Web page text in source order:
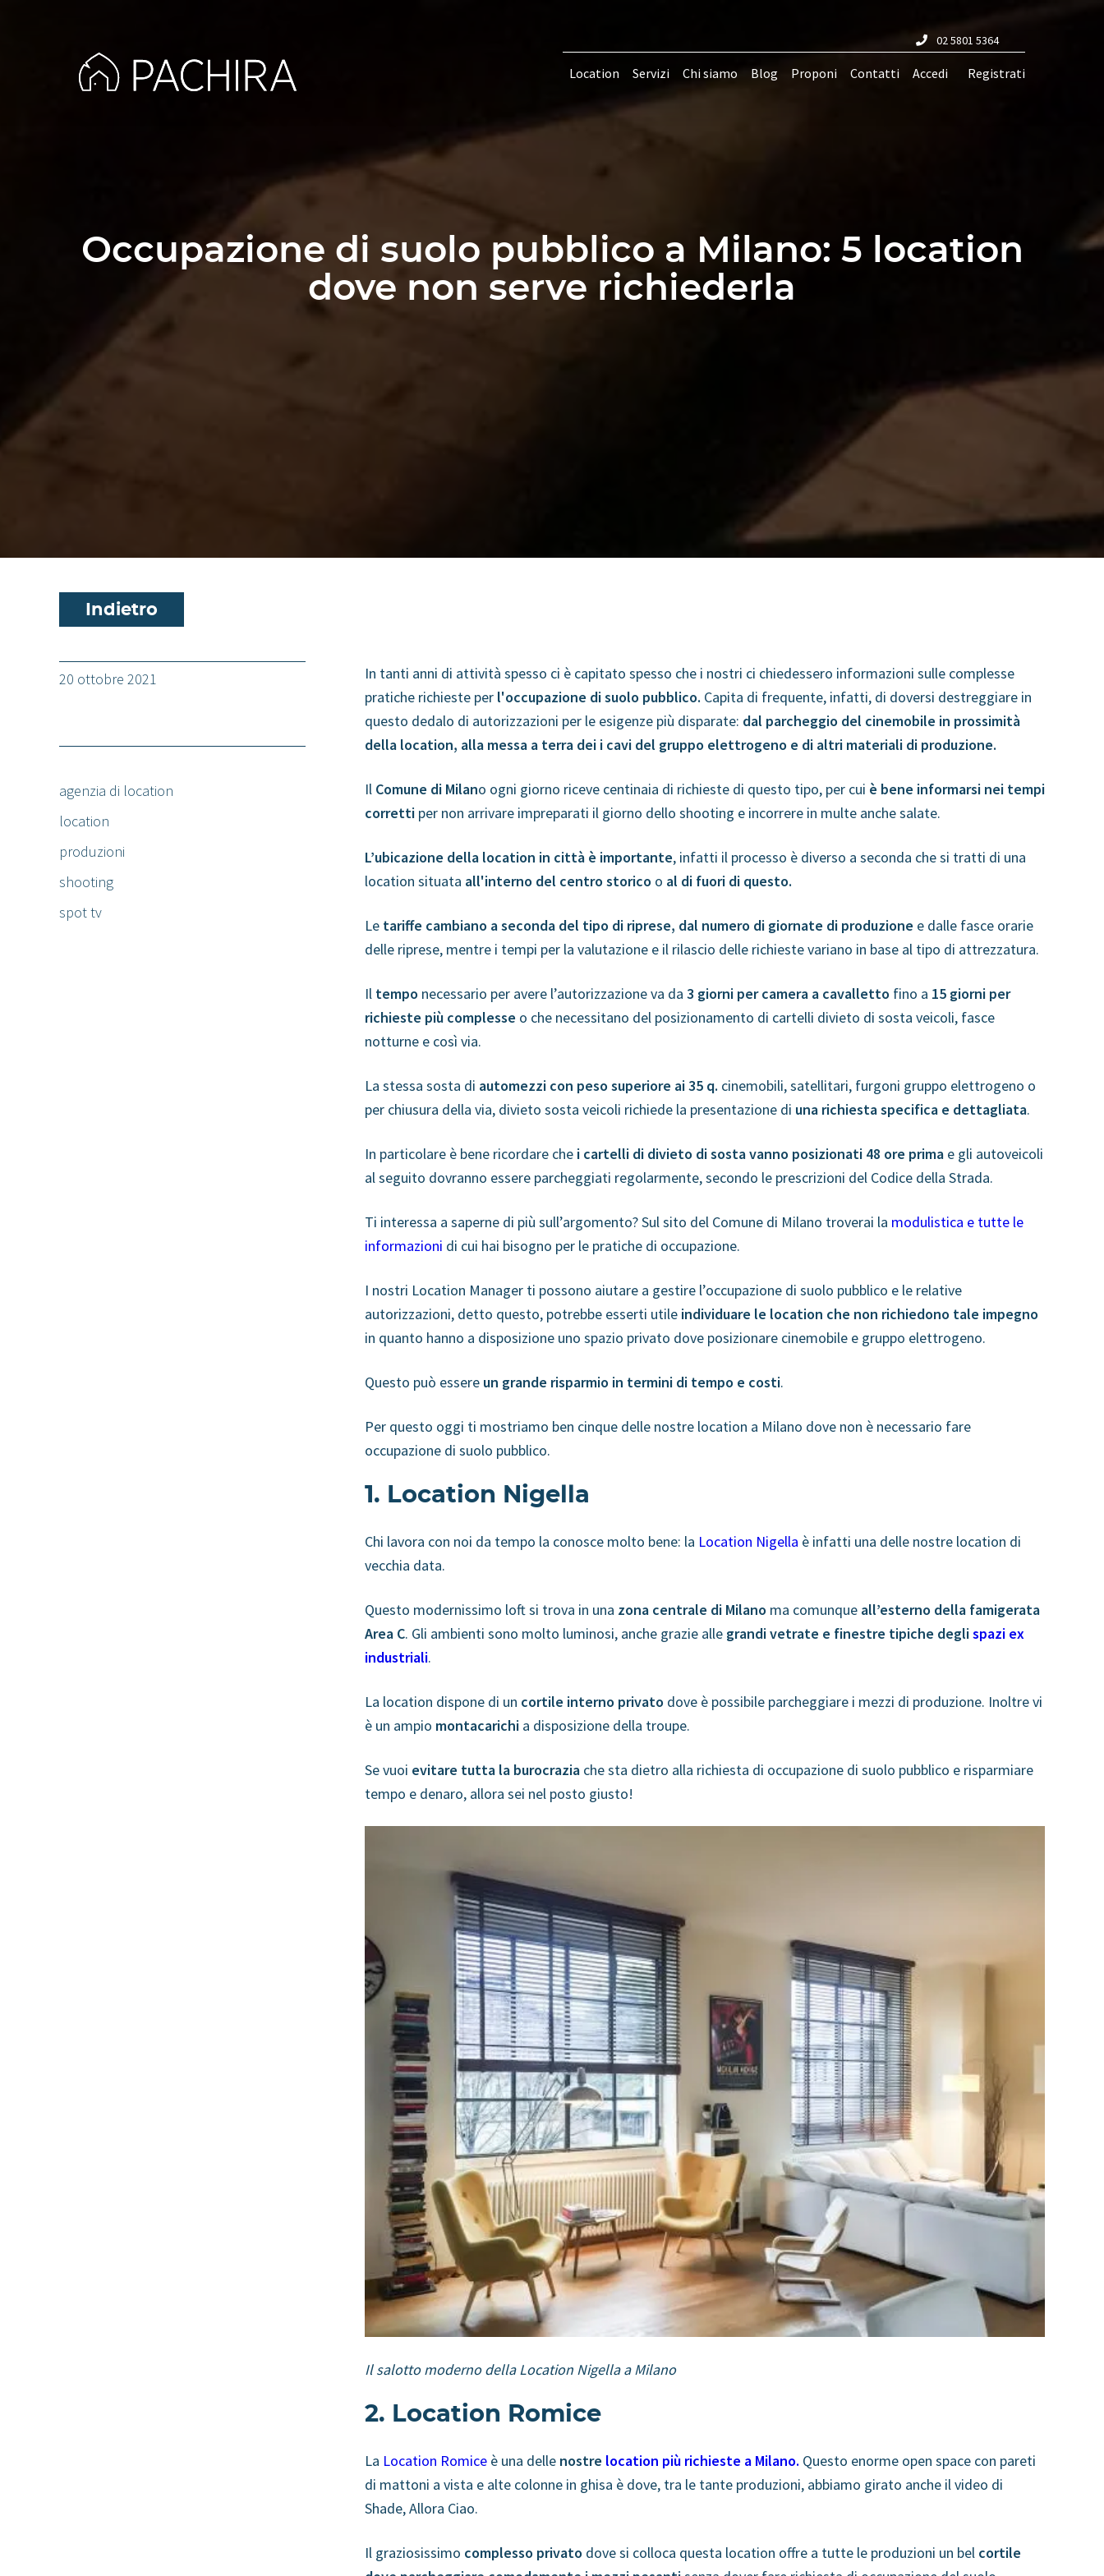
02 5801 5364
Location Servizi Chi siamo Blog Proponi Contatti Accedi Registrati
Occupazione di suolo pubblico a Milano: 5 location
dove non serve richiederla
Indietro
20 ottobre 2021
agenzia di location
location
produzioni
shooting
spot tv
In tanti anni di attività spesso ci è capitato spesso che i nostri ci chiedessero informazioni sulle complesse
pratiche richieste per l'occupazione di suolo pubblico. Capita di frequente, infatti, di doversi destreggiare in
questo dedalo di autorizzazioni per le esigenze più disparate: dal parcheggio del cinemobile in prossimità
della location, alla messa a terra dei i cavi del gruppo elettrogeno e di altri materiali di produzione.
Il Comune di Milano ogni giorno riceve centinaia di richieste di questo tipo, per cui è bene informarsi nei tempi
corretti per non arrivare impreparati il giorno dello shooting e incorrere in multe anche salate.
L’ubicazione della location in città è importante, infatti il processo è diverso a seconda che si tratti di una
location situata all'interno del centro storico o al di fuori di questo.
Le tariffe cambiano a seconda del tipo di riprese, dal numero di giornate di produzione e dalle fasce orarie
delle riprese, mentre i tempi per la valutazione e il rilascio delle richieste variano in base al tipo di attrezzatura.
Il tempo necessario per avere l’autorizzazione va da 3 giorni per camera a cavalletto fino a 15 giorni per
richieste più complesse o che necessitano del posizionamento di cartelli divieto di sosta veicoli, fasce
notturne e così via.
La stessa sosta di automezzi con peso superiore ai 35 q. cinemobili, satellitari, furgoni gruppo elettrogeno o
per chiusura della via, divieto sosta veicoli richiede la presentazione di una richiesta specifica e dettagliata.
In particolare è bene ricordare che i cartelli di divieto di sosta vanno posizionati 48 ore prima e gli autoveicoli
al seguito dovranno essere parcheggiati regolarmente, secondo le prescrizioni del Codice della Strada.
Ti interessa a saperne di più sull’argomento? Sul sito del Comune di Milano troverai la modulistica e tutte le
informazioni di cui hai bisogno per le pratiche di occupazione.
I nostri Location Manager ti possono aiutare a gestire l’occupazione di suolo pubblico e le relative
autorizzazioni, detto questo, potrebbe esserti utile individuare le location che non richiedono tale impegno
in quanto hanno a disposizione uno spazio privato dove posizionare cinemobile e gruppo elettrogeno.
Questo può essere un grande risparmio in termini di tempo e costi.
Per questo oggi ti mostriamo ben cinque delle nostre location a Milano dove non è necessario fare
occupazione di suolo pubblico.
1. Location Nigella
Chi lavora con noi da tempo la conosce molto bene: la Location Nigella è infatti una delle nostre location di
vecchia data.
Questo modernissimo loft si trova in una zona centrale di Milano ma comunque all’esterno della famigerata
Area C. Gli ambienti sono molto luminosi, anche grazie alle grandi vetrate e finestre tipiche deglispazi ex
industriali.
La location dispone di un cortile interno privato dove è possibile parcheggiare i mezzi di produzione. Inoltre vi
è un ampio montacarichi a disposizione della troupe.
Se vuoi evitare tutta la burocrazia che sta dietro alla richiesta di occupazione di suolo pubblico e risparmiare
tempo e denaro, allora sei nel posto giusto!
Il salotto moderno della Location Nigella a Milano
2. Location Romice
La Location Romice è una delle nostre location più richieste a Milano. Questo enorme open space con pareti
di mattoni a vista e alte colonne in ghisa è dove, tra le tante produzioni, abbiamo girato anche il video di
Shade, Allora Ciao.
Il graziosissimo complesso privato dove si colloca questa location offre a tutte le produzioni un bel cortile